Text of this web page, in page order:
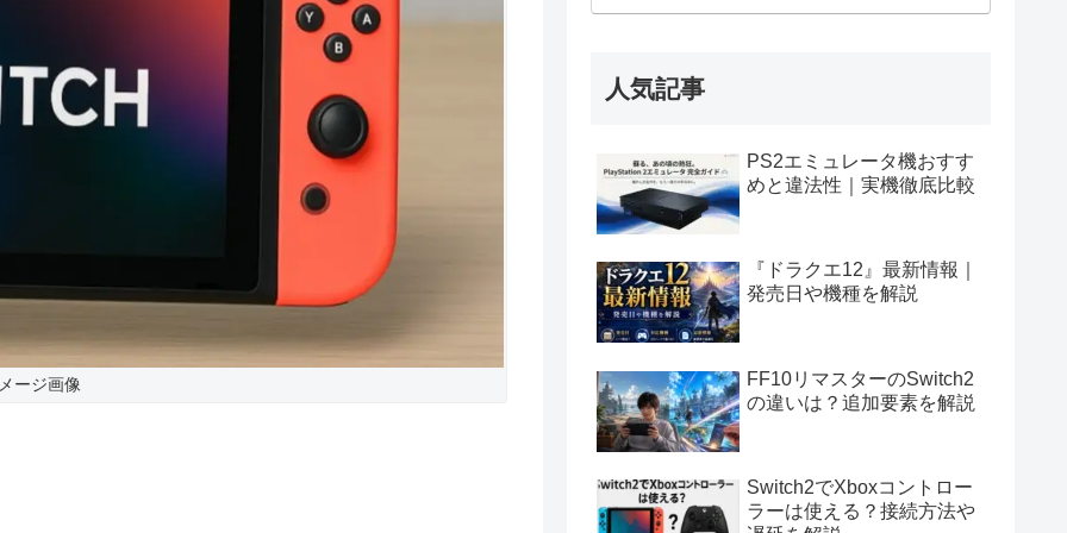
ージ画像
人気記事
PS2エミュレータ機おすす
めと違法性｜実機徹底比較
『ドラクエ12』最新情報｜
発売日や機種を解説
FF10リマスターのSwitch2
の違いは？追加要素を解説
Switch2でXboxコントロー
ラーは使える？接続方法や